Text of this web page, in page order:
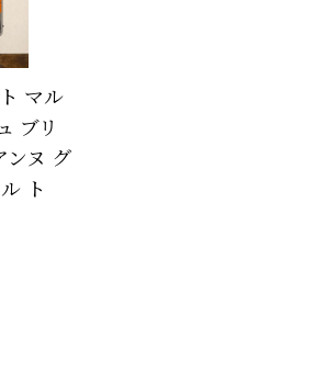
マル
ブリ
ンヌ グ
ト